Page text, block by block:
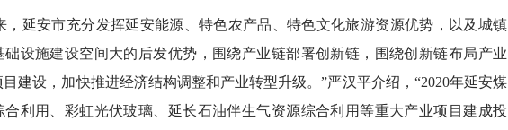
，延安市充分发挥延安能源、特色农产品、特色文化旅游资源优势，以及城镇
础设施建设空间大的后发优势，围绕产业链部署创新链，围绕创新链布局产业
建设，加快推进经济结构调整和产业转型升级。”严汉平介绍，“2020年延安煤
合利用、彩虹光伏玻璃、延长石油伴生气资源综合利用等重大产业项目建成投